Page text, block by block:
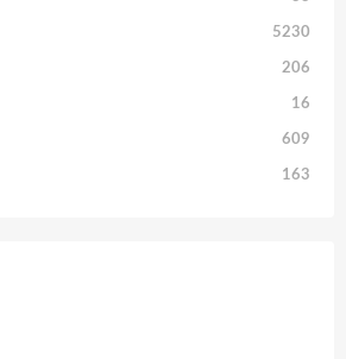
5230
206
16
609
163